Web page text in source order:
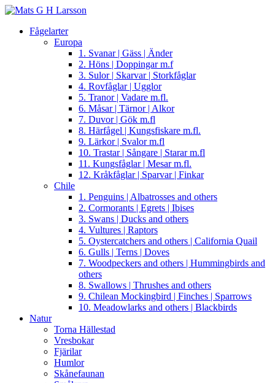
Fågelarter
Europa
1. Svanar | Gäss | Änder
2. Höns | Doppingar m.f
3. Sulor | Skarvar | Storkfåglar
4. Rovfåglar | Ugglor
5. Tranor | Vadare m.fl.
6. Måsar | Tärnor | Alkor
7. Duvor | Gök m.fl
8. Härfågel | Kungsfiskare m.fl.
9. Lärkor | Svalor m.fl
10. Trastar | Sångare | Starar m.fl
11. Kungsfåglar | Mesar m.fl.
12. Kråkfåglar | Sparvar | Finkar
Chile
1. Penguins | Albatrosses and others
2. Cormorants | Egrets | Ibises
3. Swans | Ducks and others
4. Vultures | Raptors
5. Oystercatchers and others | California Quail
6. Gulls | Terns | Doves
7. Woodpeckers and others | Hummingbirds and
others
8. Swallows | Thrushes and others
9. Chilean Mockingbird | Finches | Sparrows
10. Meadowlarks and others | Blackbirds
Natur
Torna Hällestad
Vresbokar
Fjärilar
Humlor
Skånefaunan